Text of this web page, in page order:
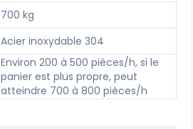
700 kg
Acier inoxydable 304
Environ 200 à 500 pièces/h, si le
panier est plus propre, peut
atteindre 700 à 800 pièces/h